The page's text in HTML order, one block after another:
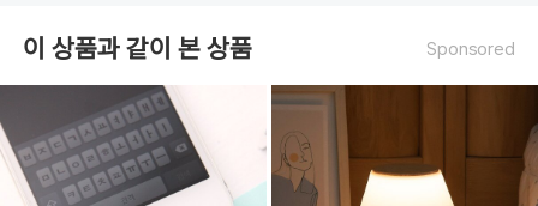
이 상품과 같이 본 상품 Sponsored